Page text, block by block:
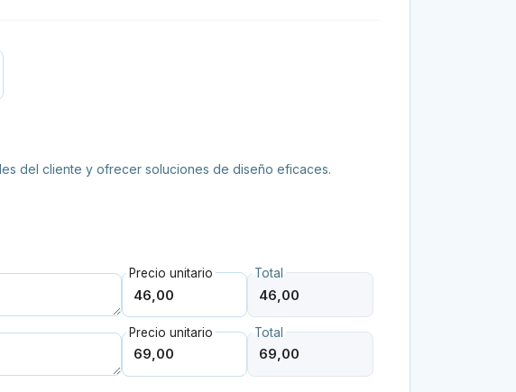
del cliente y ofrecer soluciones de diseño eficaces.
Precio unitario Total
Precio unitario Total